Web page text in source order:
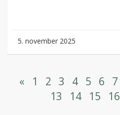
5. november 2025
« 1 2 3 4 5 6 7
13
14 15 16